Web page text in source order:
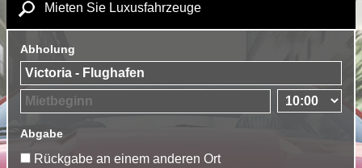
Mieten Sie Luxusfahrzeuge
Abholung
Abgabe
Rückgabe an einem anderen Ort